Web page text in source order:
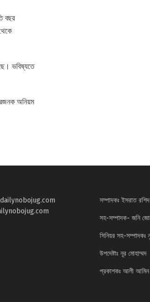
বছর
ভবিষ্যতে
অনিয়ম
সম্পাদকঃ ইসরাত রশিদ
সহ-সম্পাদক- জনি
সিনিয়র সহ-সম্পাদকঃ
উপদেষ্টাঃ নূর মোহাম্মদ
প্রকাশকঃ আলী আমিন